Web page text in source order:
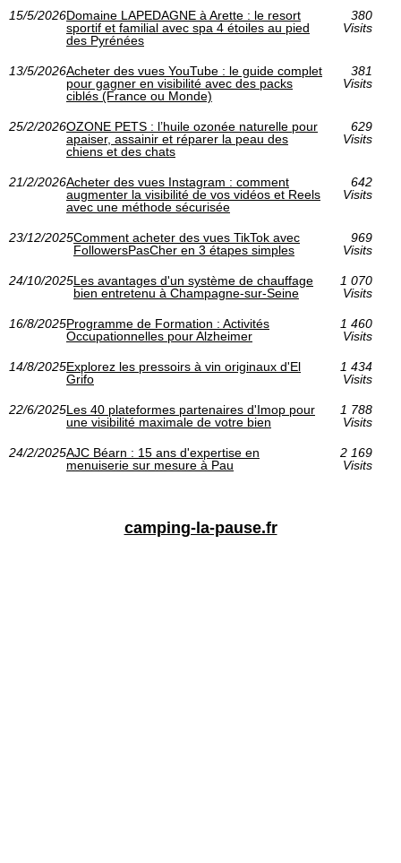
15/5/2026Domaine LAPEDAGNE à Arette : le resort
sportif et familial avec spa 4 étoiles au pied
des Pyrénées
380
Visits
13/5/2026Acheter des vues YouTube : le guide complet
pour gagner en visibilité avec des packs
ciblés (France ou Monde)
381
Visits
25/2/2026OZONE PETS : l’huile ozonée naturelle pour
apaiser, assainir et réparer la peau des
chiens et des chats
629
Visits
21/2/2026Acheter des vues Instagram : comment
augmenter la visibilité de vos vidéos et Reels
avec une méthode sécurisée
642
Visits
23/12/2025Comment acheter des vues TikTok avec
FollowersPasCher en 3 étapes simples
969
Visits
24/10/2025Les avantages d'un système de chauffage
bien entretenu à Champagne-sur-Seine
1 070
Visits
16/8/2025Programme de Formation : Activités
Occupationnelles pour Alzheimer
1 460
Visits
14/8/2025Explorez les pressoirs à vin originaux d'El
Grifo
1 434
Visits
22/6/2025Les 40 plateformes partenaires d'Imop pour
une visibilité maximale de votre bien
1 788
Visits
24/2/2025AJC Béarn : 15 ans d'expertise en
menuiserie sur mesure à Pau
2 169
Visits
camping-la-pause.fr